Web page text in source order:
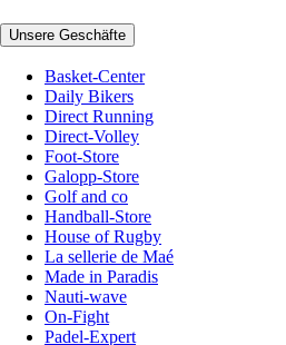
Unsere Geschäfte
Basket-Center
Daily Bikers
Direct Running
Direct-Volley
Foot-Store
Galopp-Store
Golf and co
Handball-Store
House of Rugby
La sellerie de Maé
Made in Paradis
Nauti-wave
On-Fight
Padel-Expert